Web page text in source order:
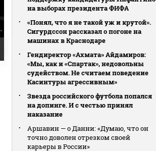
на выборах президента ФИФА
«Понял, что я не такой уж и крутой».
Сигурдссон рассказал о погоне на
машинах в Краснодаре
Гендиректор «Ахмата» Айдамиров:
«Мы, как и «Спартак», недовольны
судейством. Не считаем поведение
Касинтуры агрессивным»
Звезда российского футбола попался
на допинге. И с честью принял
наказание
Аршавин — о Данни: «Думаю, что он
точно доволен отрезком своей
карьеры в России»